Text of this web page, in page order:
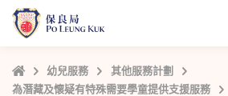
主
頁
幼兒服務
其他服務計劃
為潛藏及懷疑有特殊需要學童提供支援服務